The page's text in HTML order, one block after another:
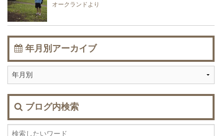
オークランドより
年月別アーカイブ
ブログ内検索